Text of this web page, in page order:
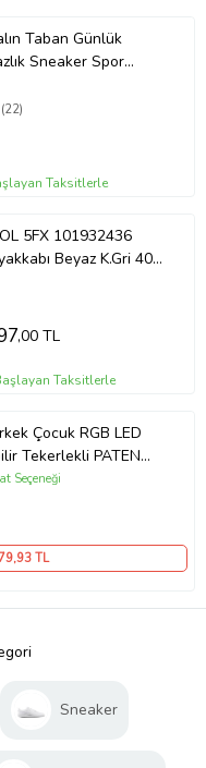
Taban Günlük
Sneaker Spor
(22)
Taksitlerle
5FX 101932436
Beyaz K.Gri 40-
,00 TL
Taksitlerle
Çocuk RGB LED
Tekerlekli PATEN
- Mavi
Seçeneği
,93 TL
Sneaker